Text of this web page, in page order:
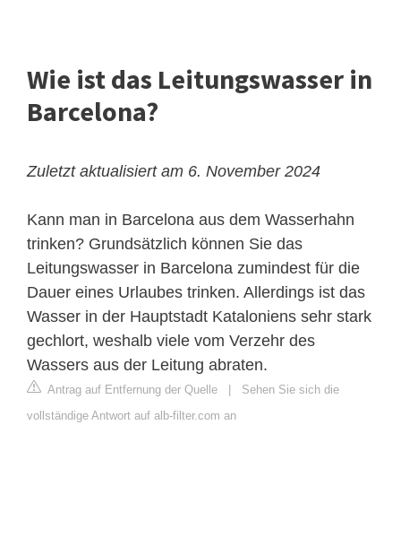
Wie ist das Leitungswasser in
Barcelona?
Zuletzt aktualisiert am 6. November 2024
Kann man in Barcelona aus dem Wasserhahn
trinken? Grundsätzlich können Sie das
Leitungswasser in Barcelona zumindest für die
Dauer eines Urlaubes trinken. Allerdings ist das
Wasser in der Hauptstadt Kataloniens sehr stark
gechlort, weshalb viele vom Verzehr des
Wassers aus der Leitung abraten.
Antrag auf Entfernung der Quelle
Sehen Sie sich die
vollständige Antwort auf alb-filter.com an